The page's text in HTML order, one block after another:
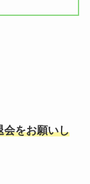
会をお願いし